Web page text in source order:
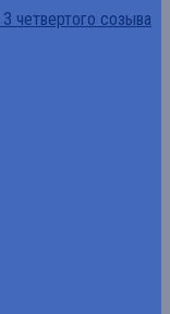
четвертого созыва